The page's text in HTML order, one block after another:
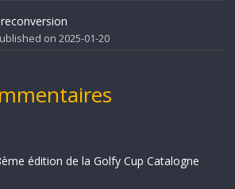
on 2025-01-20
édition de la Golfy Cup Catalogne